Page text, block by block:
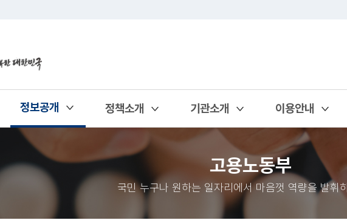
정보공개
열기 정책소개
열기
기관소개
열기
이용안내
열기
고용노동부
국민 누구나 원하는 일자리에서 마음껏 역량을 발휘